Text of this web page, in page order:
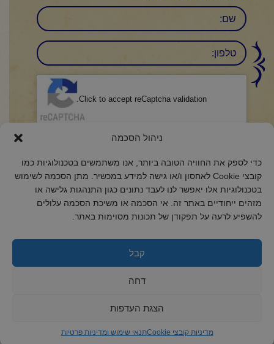
ניהול הסכמה
כדי לספק את החוויה הטובה ביותר, אנו משתמשים בטכנולוגיות כמו
קובצי Cookie לאחסון ו/או גישה למידע במכשיר. מתן הסכמה לשימוש
בטכנולוגיות אלו יאפשר לנו לעבד נתונים כגון התנהגות גלישה או
מזהים ייחודיים באתר זה. אי הסכמה או משיכת הסכמה עלולים
להשפיע לרעה על תפקודן של תכונות מסוימות באתר.
קבל
דחה
הצגת העדפות
מדיניות קובצי Cookie תנאי שימוש ומדיניות פרטיות
שם
טלפון:
Click to accept reCaptcha validation.
מדיניות קובצי Cookie
ד